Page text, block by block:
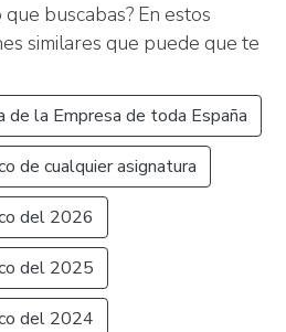
buscabas? En estos
similares que puede que te
de la Empresa de toda España
de cualquier asignatura
del 2026
del 2025
del 2024